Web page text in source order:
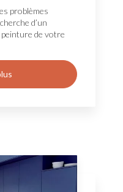
problèmes
d’un
de votre